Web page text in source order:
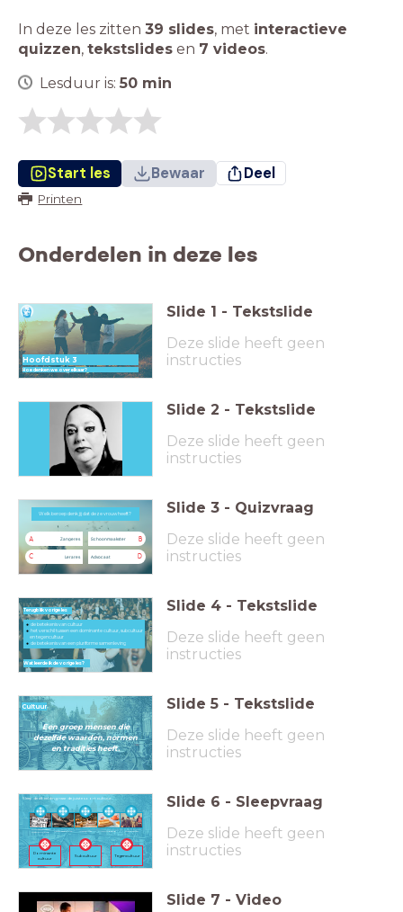
In deze les zitten 39 slides, met interactieve
quizzen, tekstslides en 7 videos.
Lesduur is: 50 min
Start les Bewaar Deel
Printen
Onderdelen in deze les
Hoofdstuk 3
Hoe denken we over elkaar?
Slide 1 - Tekstslide
Deze slide heeft geen
instructies
Slide 2 - Tekstslide
Deze slide heeft geen
instructies
Welk beroep denk jij dat deze vrouw heeft?
A Zangeres B
Schoonmaakster
C Lerares D
Advocaat
Slide 3 - Quizvraag
Deze slide heeft geen
instructies
Wat leerde ik de vorige les?
de betekenis van cultuur
het verschil tussen een dominante cultuur, subcultuur
en tegencultuur
de betekenis van een pluriforme samenleving
Terugblik vorige les Slide 4 - Tekstslide
Deze slide heeft geen
instructies
Cultuur
Een groep mensen die
dezelfde waarden, normen
en tradities heeft.
Slide 5 - Tekstslide
Deze slide heeft geen
instructies
Klimaatactiviste
Greta Thunberg
Getatoëerde man Backpackers
Kerstdiner
Sleep de afbeelding naar de juiste soort cultuur.
Koningsdag
Dominante
cultuur
Subcultuur Tegencultuur
Slide 6 - Sleepvraag
Deze slide heeft geen
instructies
Slide 7 - Video